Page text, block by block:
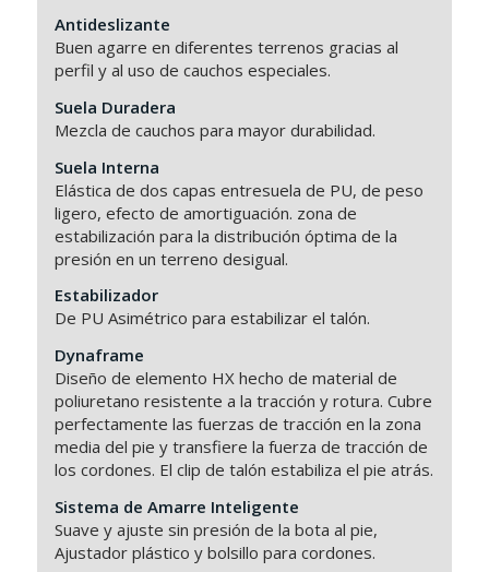
Antideslizante
Buen agarre en diferentes terrenos gracias al
perfil y al uso de cauchos especiales.
Suela Duradera
Mezcla de cauchos para mayor durabilidad.
Suela Interna
Elástica de dos capas entresuela de PU, de peso
ligero, efecto de amortiguación. zona de
estabilización para la distribución óptima de la
presión en un terreno desigual.
Estabilizador
De PU Asimétrico para estabilizar el talón.
Dynaframe
Diseño de elemento HX hecho de material de
poliuretano resistente a la tracción y rotura. Cubre
perfectamente las fuerzas de tracción en la zona
media del pie y transfiere la fuerza de tracción de
los cordones. El clip de talón estabiliza el pie atrás.
Sistema de Amarre Inteligente
Suave y ajuste sin presión de la bota al pie,
Ajustador plástico y bolsillo para cordones.